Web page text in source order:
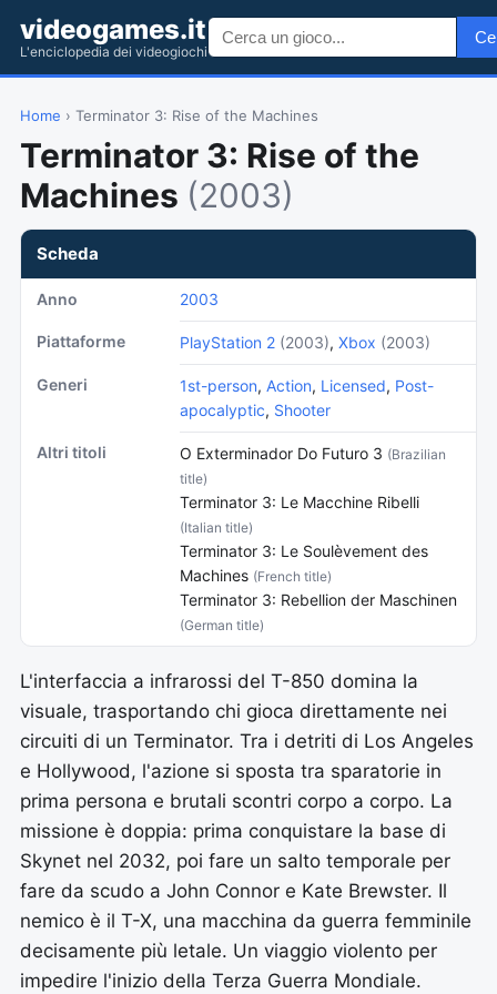
videogames.it
L'enciclopedia dei videogiochi
Home › Terminator 3: Rise of the Machines
Terminator 3: Rise of the
Machines (2003)
Scheda
Anno 2003
Piattaforme PlayStation 2 (2003), Xbox (2003)
Generi 1st-person, Action, Licensed, Post-
apocalyptic, Shooter
Altri titoli O Exterminador Do Futuro 3 (Brazilian
title)
Terminator 3: Le Macchine Ribelli
(Italian title)
Terminator 3: Le Soulèvement des
Machines (French title)
Terminator 3: Rebellion der Maschinen
(German title)
L'interfaccia a infrarossi del T-850 domina la
visuale, trasportando chi gioca direttamente nei
circuiti di un Terminator. Tra i detriti di Los Angeles
e Hollywood, l'azione si sposta tra sparatorie in
prima persona e brutali scontri corpo a corpo. La
missione è doppia: prima conquistare la base di
Skynet nel 2032, poi fare un salto temporale per
fare da scudo a John Connor e Kate Brewster. Il
nemico è il T-X, una macchina da guerra femminile
decisamente più letale. Un viaggio violento per
impedire l'inizio della Terza Guerra Mondiale.